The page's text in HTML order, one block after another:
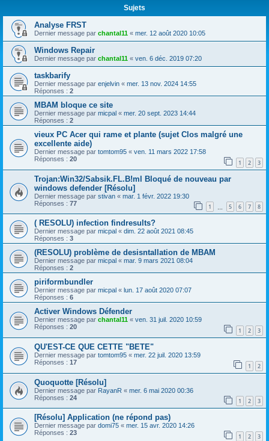
Sujets
Analyse FRST
Dernier message par chantal11 « mer. 12 août 2020 10:05
Windows Repair
Dernier message par chantal11 « ven. 6 déc. 2019 07:20
taskbarify
Dernier message par enjelvin « mer. 13 nov. 2024 14:55
Réponses : 2
MBAM bloque ce site
Dernier message par micpal « mer. 20 sept. 2023 14:44
Réponses : 2
vieux PC Acer qui rame et plante (sujet Clos malgré une
excellente aide)
Dernier message par tomtom95 « ven. 11 mars 2022 17:58
Réponses : 20 1 2 3
Trojan:Win32/Sabsik.FL.B!ml Bloqué de nouveau par
windows defender [Résolu]
Dernier message par stivan « mar. 1 févr. 2022 19:30
Réponses : 77 1 5 6 7 8
( RESOLU) infection findresults?
Dernier message par micpal « dim. 22 août 2021 08:45
Réponses : 3
(RESOLU) problème de desisntallation de MBAM
Dernier message par micpal « mar. 9 mars 2021 08:04
Réponses : 2
piriformbundler
Dernier message par micpal « lun. 17 août 2020 07:07
Réponses : 6
Activer Windows Défender
Dernier message par chantal11 « ven. 31 juil. 2020 10:59
Réponses : 20 1 2 3
QU'EST-CE QUE CETTE "BETE"
Dernier message par tomtom95 « mer. 22 juil. 2020 13:59
Réponses : 17 1 2
Quoquotte [Résolu]
Dernier message par RayanR « mer. 6 mai 2020 00:36
Réponses : 24 1 2 3
[Résolu] Application (ne répond pas)
Dernier message par domi75 « mer. 15 avr. 2020 14:26
Réponses : 23 1 2 3